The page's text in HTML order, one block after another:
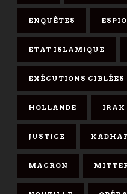
ENQUÊTES
ETAT ISLAMIQUE
EXÉCUTIONS CIBLÉES
HOLLANDE IRAK
JUSTICE
MACRON